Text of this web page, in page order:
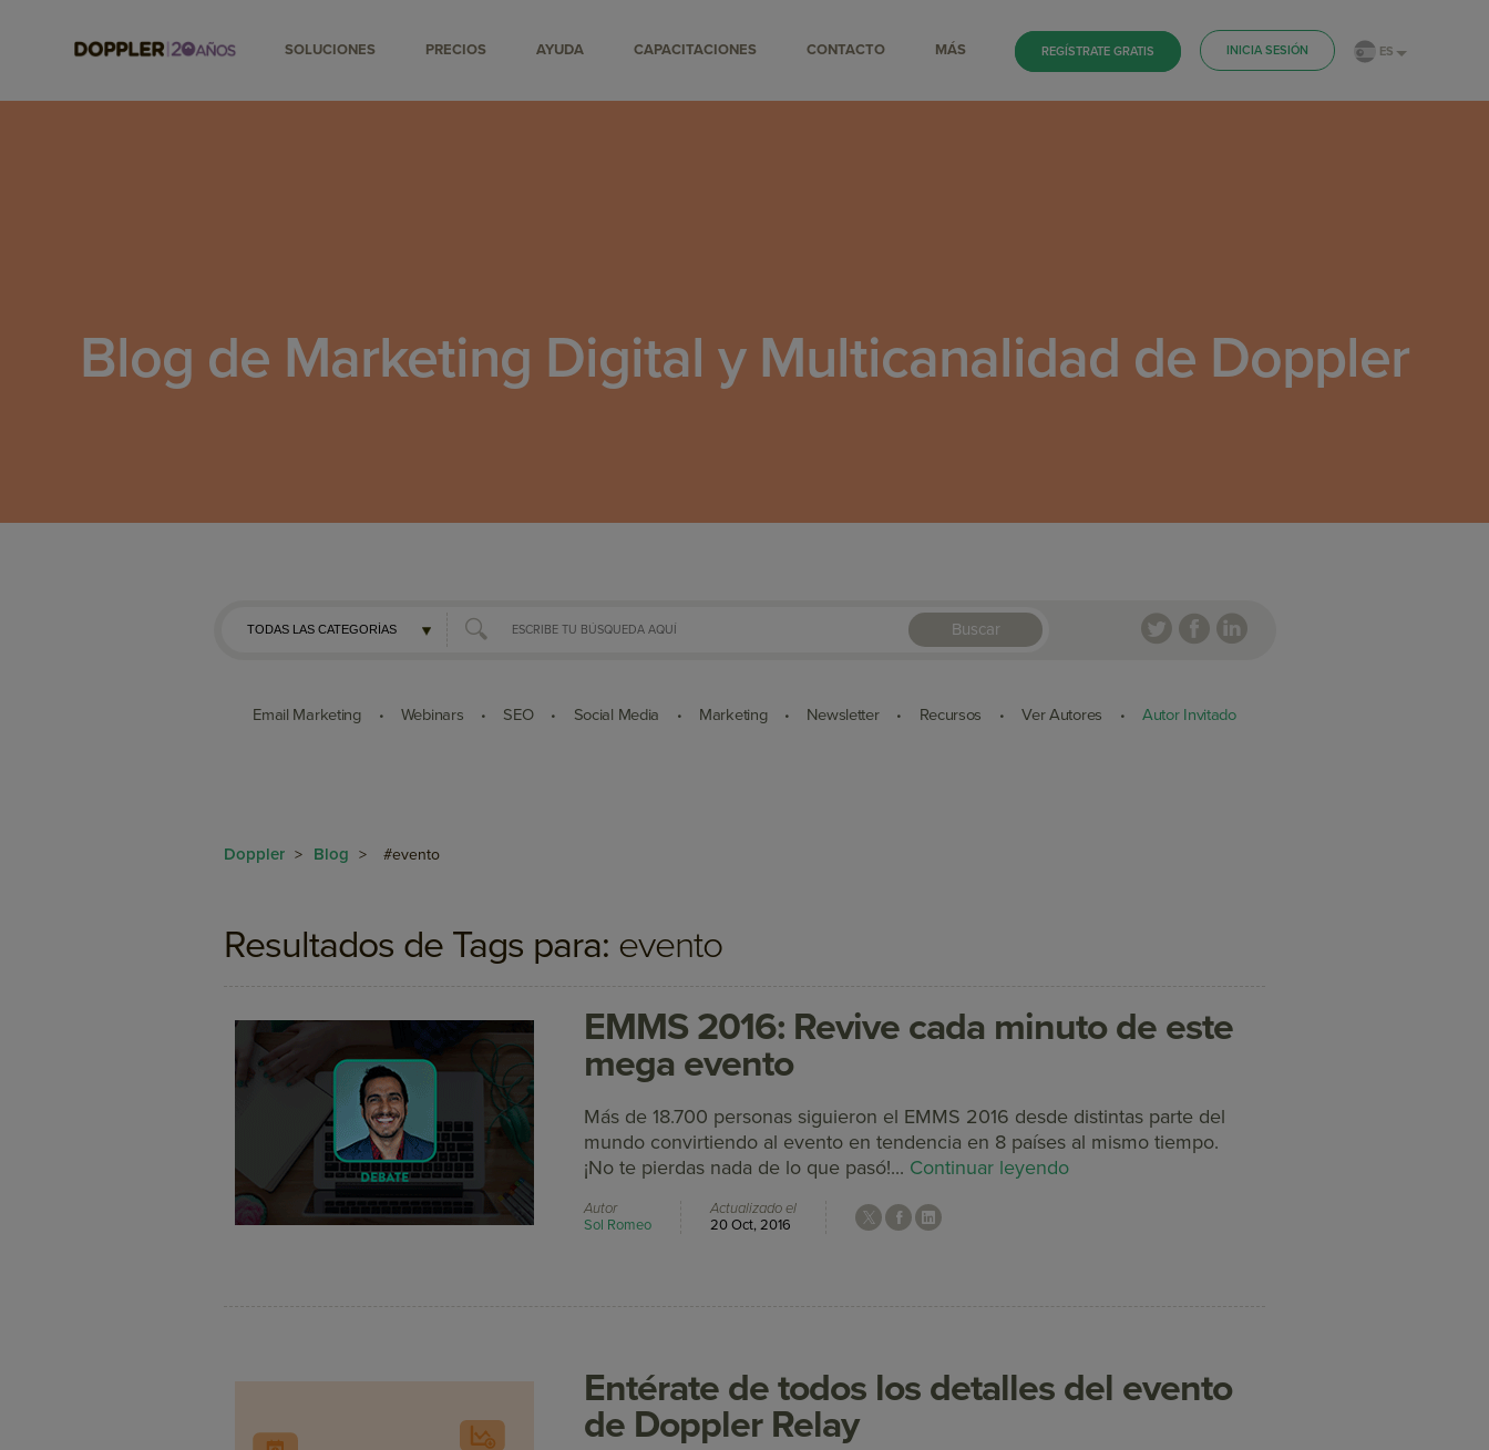
SOLUCIONES PRECIOS AYUDA CAPACITACIONES CONTACTO MÁS REGÍSTRATE GRATIS INICIA SESIÓN ES
Blog de Marketing Digital y Multicanalidad de Doppler
Buscar
Email Marketing • Webinars • SEO • Social Media • Marketing • Newsletter • Recursos • Ver Autores • Autor Invitado
Doppler > Blog > #evento
Resultados de Tags para: evento
EMMS 2016: Revive cada minuto de este
mega evento
Más de 18.700 personas siguieron el EMMS 2016 desde distintas parte del
mundo convirtiendo al evento en tendencia en 8 países al mismo tiempo.
¡No te pierdas nada de lo que pasó!... Continuar leyendo
Autor
Sol Romeo
Actualizado el
20 Oct, 2016
Entérate de todos los detalles del evento
de Doppler Relay